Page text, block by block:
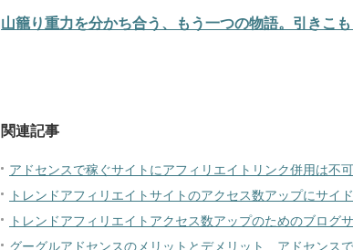
山籠り重力を分かち合う、もう一つの物語。引きこ
関連記事
アドセンスで稼ぐサイトにアフィリエイトリンク併用は不
トレンドアフィリエイトサイトのアクセス数アップにサイ
トレンドアフィリエイトアクセス数アップのためのブログ
グーグルアドセンスのメリットとデメリット アドセンス